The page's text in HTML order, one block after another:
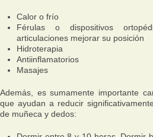
Calor o frío
Férulas o dispositivos
articulaciones mejorar su posición
Hidroterapia
Antiinflamatorios
Masajes
Además, es sumamente importante
que ayudan a reducir
de muñeca y dedos: